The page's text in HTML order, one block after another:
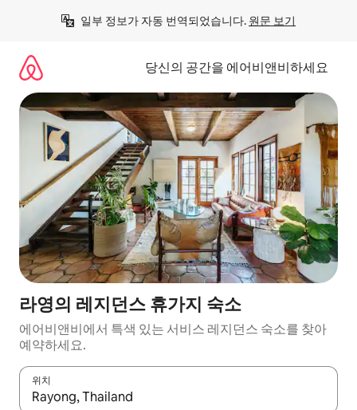
일부 정보가 자동 번역되었습니다. 원문 보기
당신의 공간을 에어비앤비하세요
라영의 레지던스 휴가지 숙소
에어비앤비에서 특색 있는 서비스 레지던스 숙소를 찾아
예약하세요.
위치
결과가 나오면 위·아래 화살표 키를 사용하거나 터치 또는 스와이